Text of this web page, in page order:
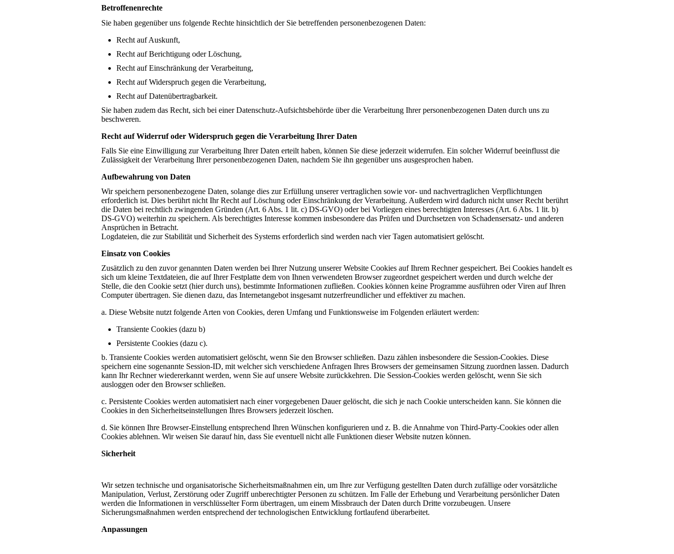
Betroffenenrechte
Sie haben gegenüber uns folgende Rechte hinsichtlich der Sie betreffenden personenbezogenen Daten:
Recht auf Auskunft,
Recht auf Berichtigung oder Löschung,
Recht auf Einschränkung der Verarbeitung,
Recht auf Widerspruch gegen die Verarbeitung,
Recht auf Datenübertragbarkeit.
Sie haben zudem das Recht, sich bei einer Datenschutz-Aufsichtsbehörde über die Verarbeitung Ihrer personenbezogenen Daten durch uns zu
beschweren.
Recht auf Widerruf oder Widerspruch gegen die Verarbeitung Ihrer Daten
Falls Sie eine Einwilligung zur Verarbeitung Ihrer Daten erteilt haben, können Sie diese jederzeit widerrufen. Ein solcher Widerruf beeinflusst die
Zulässigkeit der Verarbeitung Ihrer personenbezogenen Daten, nachdem Sie ihn gegenüber uns ausgesprochen haben.
Aufbewahrung von Daten
Wir speichern personenbezogene Daten, solange dies zur Erfüllung unserer vertraglichen sowie vor- und nachvertraglichen Verpflichtungen
erforderlich ist. Dies berührt nicht Ihr Recht auf Löschung oder Einschränkung der Verarbeitung. Außerdem wird dadurch nicht unser Recht berührt
die Daten bei rechtlich zwingenden Gründen (Art. 6 Abs. 1 lit. c) DS-GVO) oder bei Vorliegen eines berechtigten Interesses (Art. 6 Abs. 1 lit. b)
DS-GVO) weiterhin zu speichern. Als berechtigtes Interesse kommen insbesondere das Prüfen und Durchsetzen von Schadensersatz- und anderen
Ansprüchen in Betracht.
Logdateien, die zur Stabilität und Sicherheit des Systems erforderlich sind werden nach vier Tagen automatisiert gelöscht.
Einsatz von Cookies
Zusätzlich zu den zuvor genannten Daten werden bei Ihrer Nutzung unserer Website Cookies auf Ihrem Rechner gespeichert. Bei Cookies handelt es
sich um kleine Textdateien, die auf Ihrer Festplatte dem von Ihnen verwendeten Browser zugeordnet gespeichert werden und durch welche der
Stelle, die den Cookie setzt (hier durch uns), bestimmte Informationen zufließen. Cookies können keine Programme ausführen oder Viren auf Ihren
Computer übertragen. Sie dienen dazu, das Internetangebot insgesamt nutzerfreundlicher und effektiver zu machen.
a. Diese Website nutzt folgende Arten von Cookies, deren Umfang und Funktionsweise im Folgenden erläutert werden:
Transiente Cookies (dazu b)
Persistente Cookies (dazu c).
b. Transiente Cookies werden automatisiert gelöscht, wenn Sie den Browser schließen. Dazu zählen insbesondere die Session-Cookies. Diese
speichern eine sogenannte Session-ID, mit welcher sich verschiedene Anfragen Ihres Browsers der gemeinsamen Sitzung zuordnen lassen. Dadurch
kann Ihr Rechner wiedererkannt werden, wenn Sie auf unsere Website zurückkehren. Die Session-Cookies werden gelöscht, wenn Sie sich
ausloggen oder den Browser schließen.
c. Persistente Cookies werden automatisiert nach einer vorgegebenen Dauer gelöscht, die sich je nach Cookie unterscheiden kann. Sie können die
Cookies in den Sicherheitseinstellungen Ihres Browsers jederzeit löschen.
d. Sie können Ihre Browser-Einstellung entsprechend Ihren Wünschen konfigurieren und z. B. die Annahme von Third-Party-Cookies oder allen
Cookies ablehnen. Wir weisen Sie darauf hin, dass Sie eventuell nicht alle Funktionen dieser Website nutzen können.
Sicherheit
Wir setzen technische und organisatorische Sicherheitsmaßnahmen ein, um Ihre zur Verfügung gestellten Daten durch zufällige oder vorsätzliche
Manipulation, Verlust, Zerstörung oder Zugriff unberechtigter Personen zu schützen. Im Falle der Erhebung und Verarbeitung persönlicher Daten
werden die Informationen in verschlüsselter Form übertragen, um einem Missbrauch der Daten durch Dritte vorzubeugen. Unsere
Sicherungsmaßnahmen werden entsprechend der technologischen Entwicklung fortlaufend überarbeitet.
Anpassungen